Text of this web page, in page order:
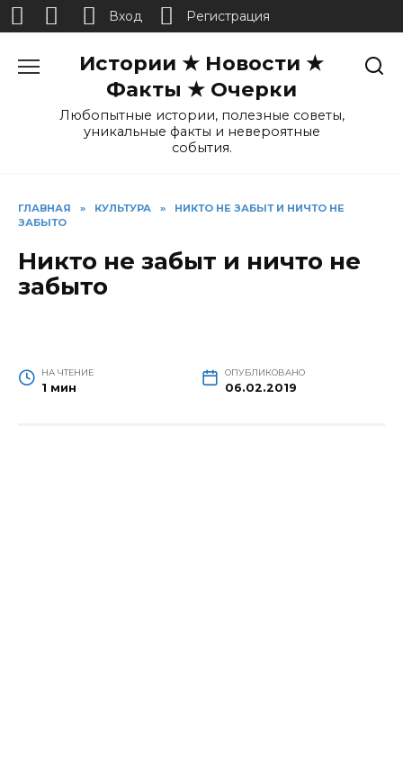
Истории ★ Новости ★
Факты ★ Очерки
Любопытные истории, полезные советы,
уникальные факты и невероятные
события.
ГЛАВНАЯ » КУЛЬТУРА »
НИКТО НЕ ЗАБЫТ И НИЧТО НЕ
ЗАБЫТО
Никто не забыт и ничто не
забыто
НА ЧТЕНИЕ
1 мин
ОПУБЛИКОВАНО
06.02.2019
Вход Регистрация